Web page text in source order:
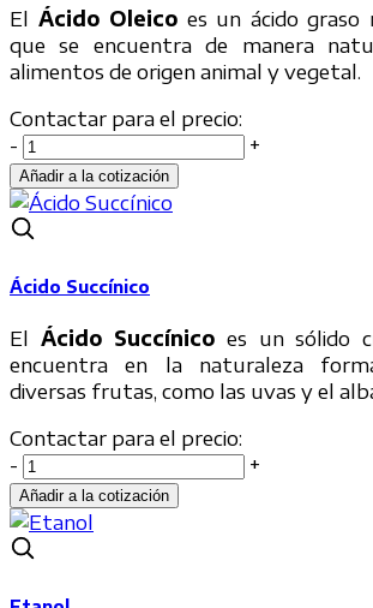
El Ácido Oleico es un ácido graso
que se encuentra de manera
alimentos de origen animal y vegetal.
Contactar para el precio:
-
+
Ácido Succínico
El Ácido Succínico es un sólido
encuentra en la naturaleza
diversas frutas, como las uvas y el
Contactar para el precio:
-
+